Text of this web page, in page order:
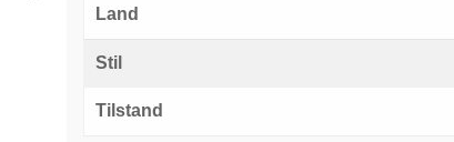
Land
Stil
Tilstand